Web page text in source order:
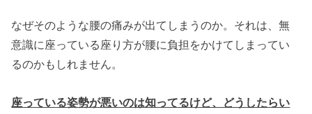
なぜそのような腰の痛みが出てしまうのか。それは、無
意識に座っている座り方が腰に負担をかけてしまってい
るのかもしれません。
座っている姿勢が悪いのは知ってるけど、どうしたらい